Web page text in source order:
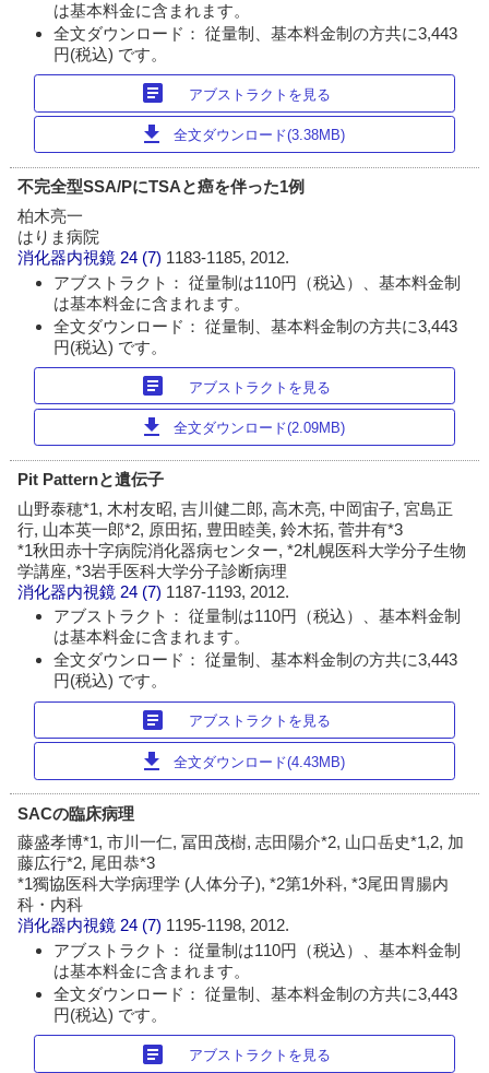
は基本料金に含まれます。
全文ダウンロード： 従量制、基本料金制の方共に3,443
円(税込) です。
article アブストラクトを見る
download 全文ダウンロード(3.38MB)
不完全型SSA/PにTSAと癌を伴った1例
柏木亮一
はりま病院
消化器内視鏡 24 (7) 1183-1185, 2012.
アブストラクト： 従量制は110円（税込）、基本料金制
は基本料金に含まれます。
全文ダウンロード： 従量制、基本料金制の方共に3,443
円(税込) です。
article アブストラクトを見る
download 全文ダウンロード(2.09MB)
Pit Patternと遺伝子
山野泰穂*1, 木村友昭, 吉川健二郎, 高木亮, 中岡宙子, 宮島正
行, 山本英一郎*2, 原田拓, 豊田睦美, 鈴木拓, 菅井有*3
*1秋田赤十字病院消化器病センター, *2札幌医科大学分子生物
学講座, *3岩手医科大学分子診断病理
消化器内視鏡 24 (7) 1187-1193, 2012.
アブストラクト： 従量制は110円（税込）、基本料金制
は基本料金に含まれます。
全文ダウンロード： 従量制、基本料金制の方共に3,443
円(税込) です。
article アブストラクトを見る
download 全文ダウンロード(4.43MB)
SACの臨床病理
藤盛孝博*1, 市川一仁, 冨田茂樹, 志田陽介*2, 山口岳史*1,2, 加
藤広行*2, 尾田恭*3
*1獨協医科大学病理学 (人体分子), *2第1外科, *3尾田胃腸内
科・内科
消化器内視鏡 24 (7) 1195-1198, 2012.
アブストラクト： 従量制は110円（税込）、基本料金制
は基本料金に含まれます。
全文ダウンロード： 従量制、基本料金制の方共に3,443
円(税込) です。
article アブストラクトを見る